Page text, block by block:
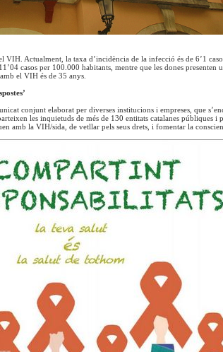
VIH. Actualment, la taxa d’incidència de la infecció és de 6’1
casos per 100.000 habitants, mentre que les dones presenten
el VIH és de 35 anys.
conjunt elaborat per diverses institucions i empreses, que
les inquietuds de més de 130 entitats catalanes públiques
amb la VIH/sida, de vetllar pels seus drets, i fomentar la